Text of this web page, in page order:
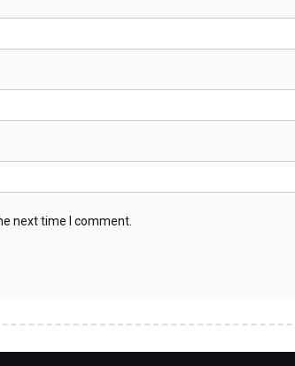
next time I comment.